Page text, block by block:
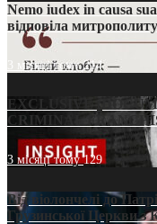
Nemo iudex in causa
відповіла
3 місяці тому214
EXCLUSIVE
CRIMINAL
3 місяці тому129
Від віолончелі до
Грузинської Церкви